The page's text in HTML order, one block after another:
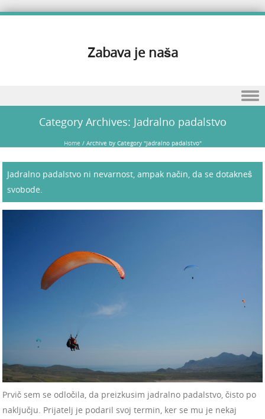
Zabava je naša
Category Archives: Jadralno padalstvo
Home /Archive by Category "Jadralno padalstvo"
Jadralno padalstvo ni nevarnost, ampak način, da se dotakneš
svobode.
Prvič sem se odločila, da preizkusim jadralno padalstvo, čisto po
naključju. Prijatelj je podaril svoj termin, ker se mu je nekaj